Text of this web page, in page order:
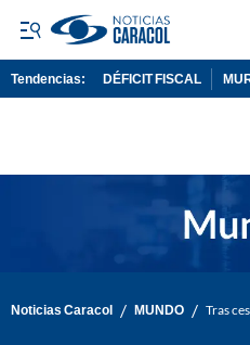
Tendencias: DÉFICIT FISCAL
Noticias Caracol / MUNDO / Tras